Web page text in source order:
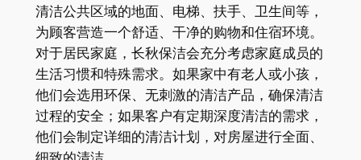
清洁公共区域的地面、电梯、扶手、卫生间等，
为顾客营造一个舒适、干净的购物和住宿环境。
对于居民家庭，长秋保洁会充分考虑家庭成员的
生活习惯和特殊需求。如果家中有老人或小孩，
他们会选用环保、无刺激的清洁产品，确保清洁
过程的安全；如果客户有定期深度清洁的需求，
他们会制定详细的清洁计划，对房屋进行全面、